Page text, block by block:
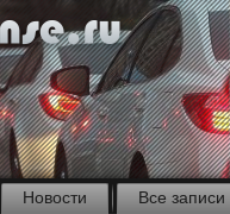
Новости Все записи